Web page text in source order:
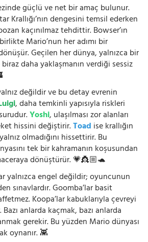
güçlü ve net bir amaç bulunur.
Krallığı’nın dengesini temsil ederken
kaçınılmaz tehdittir. Bowser’ın
Mario’nun her adımı bir
Geçilen her dünya, yalnızca bir
daha yaklaşmanın verdiği sessiz
değildir ve bu detay evrenin
, daha temkinli yapısıyla riskleri
Yoshi, ulaşılması zor alanları
hissini değiştirir.Toad ise krallığın
olmadığını hissettirir. Bu
tek bir kahramanın koşusundan
dönüştürür. 💗👸🏼🐢
yalnızca engel değildir; oyuncunun
sınavlardır. Goomba’lar basit
Koopa’lar kabuklarıyla çevreyi
anlarda kaçmak, bazı anlarda
gerekir. Bu yüzden Mario dünyası
oynanır. 👾